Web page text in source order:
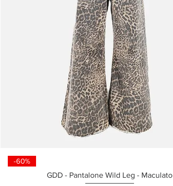
-60%
GDD - Pantalone Wild Leg - Maculato